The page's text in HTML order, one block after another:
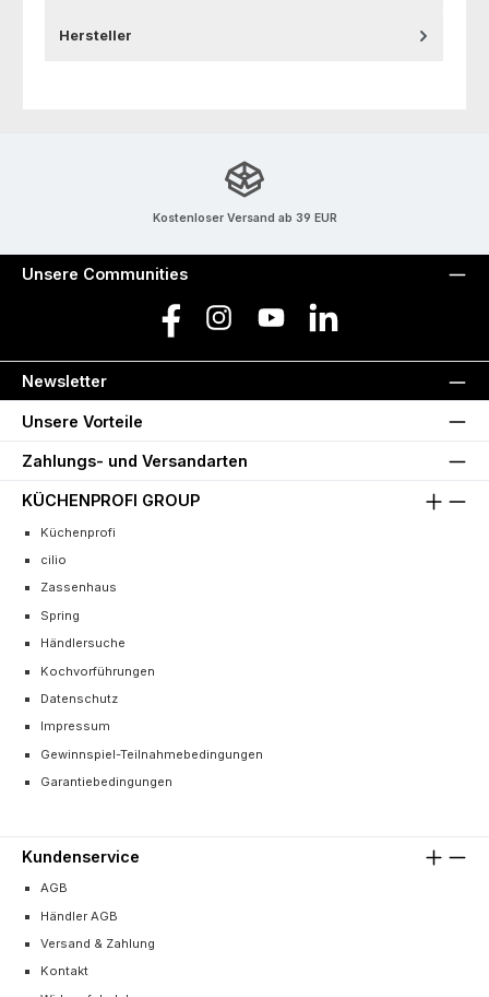
Hersteller
Kostenloser Versand ab 39 EUR
Unsere Communities
Facebook Instagram YouTube LinkedIn
Newsletter
Unsere Vorteile
Zahlungs- und Versandarten
KÜCHENPROFI GROUP
Küchenprofi
cilio
Zassenhaus
Spring
Händlersuche
Kochvorführungen
Datenschutz
Impressum
Gewinnspiel-Teilnahmebedingungen
Garantiebedingungen
Kundenservice
AGB
Händler AGB
Versand & Zahlung
Kontakt